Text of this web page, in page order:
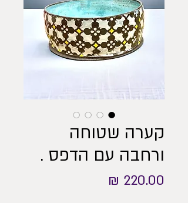
קערה שטוחה
ורחבה עם הדפס .